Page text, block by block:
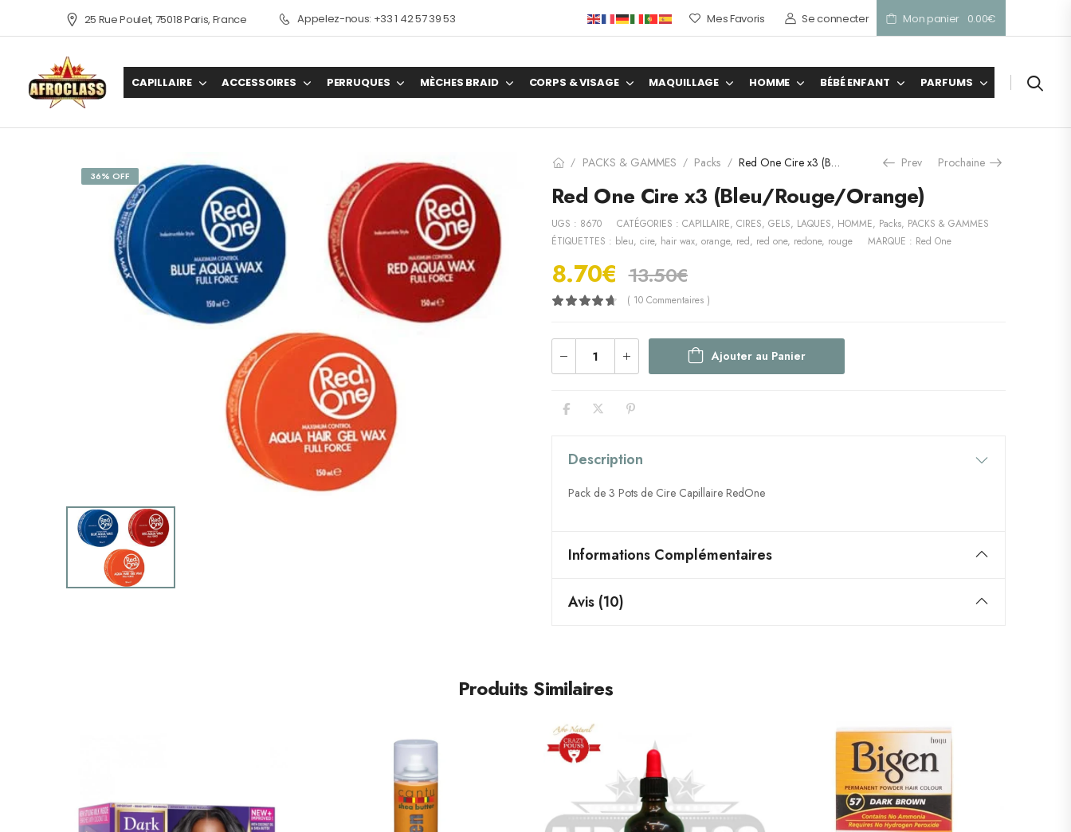
25 Rue Poulet, 75018 Paris, France Appelez-nous: +33 1 42 57 39 53 Mes Favoris Se connecter Mon panier 0.00€
CAPILLAIRE ACCESSOIRES PERRUQUES MÈCHES BRAID CORPS & VISAGE MAQUILLAGE HOMME BÉBÉ ENFANT PARFUMS
36% OFF
/ PACKS & GAMMES / Packs / Red One Cire x3 (Bleu/Rouge/Orange) Prev Prochaine
Red One Cire x3 (Bleu/Rouge/Orange)
UGS : 8670 CATÉGORIES : CAPILLAIRE, CIRES, GELS, LAQUES, HOMME, Packs, PACKS & GAMMES
ÉTIQUETTES : bleu, cire, hair wax, orange, red, red one, redone, rouge MARQUE : Red One
8.70€ 13.50€
( 10 Commentaires )
Ajouter au Panier
Description
Pack de 3 Pots de Cire Capillaire RedOne
Informations Complémentaires
Avis (10)
Produits Similaires